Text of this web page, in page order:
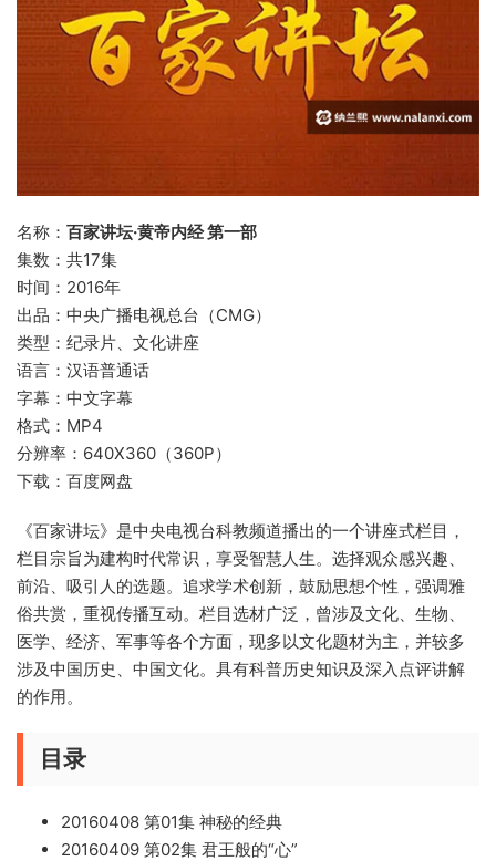
名称： 百家讲坛·黄帝内经 第一部
集数：共17集
时间：2016年
出品：中央广播电视总台（CMG）
类型：纪录片、文化讲座
语言：汉语普通话
字幕：中文字幕
格式：MP4
分辨率：640X360（360P）
下载：百度网盘
《百家讲坛》是中央电视台科教频道播出的一个讲座式栏目，
栏目宗旨为建构时代常识，享受智慧人生。选择观众感兴趣、
前沿、吸引人的选题。追求学术创新，鼓励思想个性，强调雅
俗共赏，重视传播互动。栏目选材广泛，曾涉及文化、生物、
医学、经济、军事等各个方面，现多以文化题材为主，并较多
涉及中国历史、中国文化。具有科普历史知识及深入点评讲解
的作用。
目录
20160408 第01集 神秘的经典
20160409 第02集 君王般的“心”